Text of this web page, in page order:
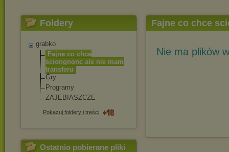
Foldery
grabko
Fajne co chce
sciongnonc ale nie mam
transferu
Gry
Programy
ZAJEBIASZCZE
Pokazuj foldery i treści
Ostatnio pobierane pliki
Fajne co chce
Nie ma plików